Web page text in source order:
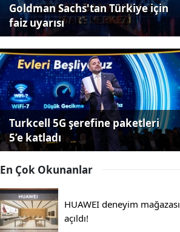
Goldman Sachs'tan Türkiye için
faiz uyarısı
Turkcell 5G şerefine paketleri
5’e katladı
En Çok Okunanlar
HUAWEI deneyim mağazası
açıldı!